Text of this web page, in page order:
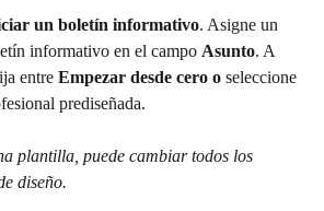
un boletín informativo. Asigne un
informativo en el campo Asunto. A
entre Empezar desde cero o seleccione
prediseñada.
plantilla, puede cambiar todos los
diseño.